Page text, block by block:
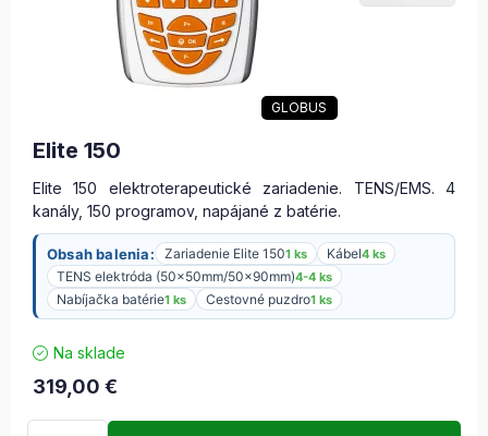
GLOBUS
Elite 150
Elite 150 elektroterapeutické zariadenie. TENS/EMS. 4
kanály, 150 programov, napájané z batérie.
Obsah balenia: Zariadenie Elite 1501 ks Kábel4 ks
TENS elektróda (50x50mm/50x90mm)4-4 ks
Nabíjačka batérie1 ks Cestovné puzdro1 ks
Na sklade
319,00 €